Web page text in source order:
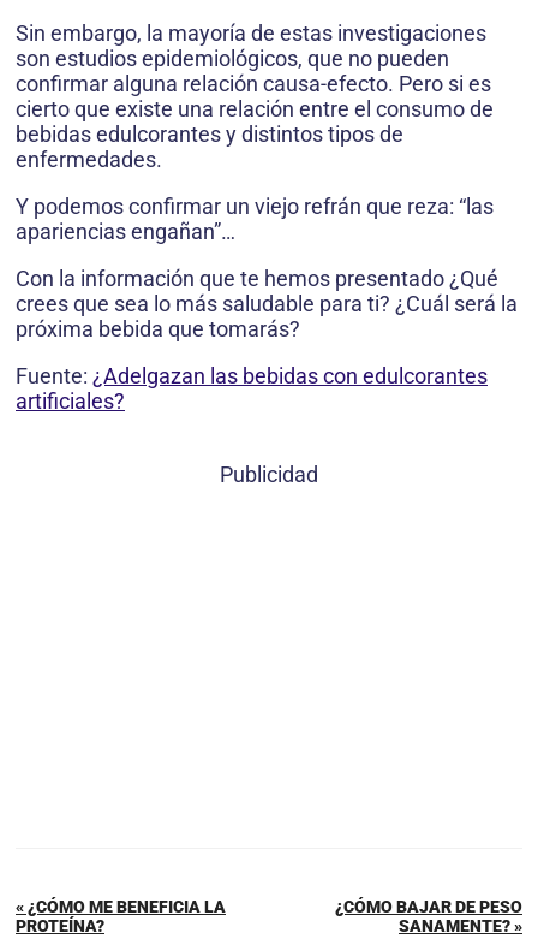
Sin embargo, la mayoría de estas investigaciones
son estudios epidemiológicos, que no pueden
confirmar alguna relación causa-efecto. Pero si es
cierto que existe una relación entre el consumo de
bebidas edulcorantes y distintos tipos de
enfermedades.
Y podemos confirmar un viejo refrán que reza: “las
apariencias engañan”…
Con la información que te hemos presentado ¿Qué
crees que sea lo más saludable para ti? ¿Cuál será la
próxima bebida que tomarás?
Fuente: ¿Adelgazan las bebidas con edulcorantes
artificiales?
Publicidad
« ¿CÓMO ME BENEFICIA LA
PROTEÍNA?
¿CÓMO BAJAR DE PESO
SANAMENTE? »